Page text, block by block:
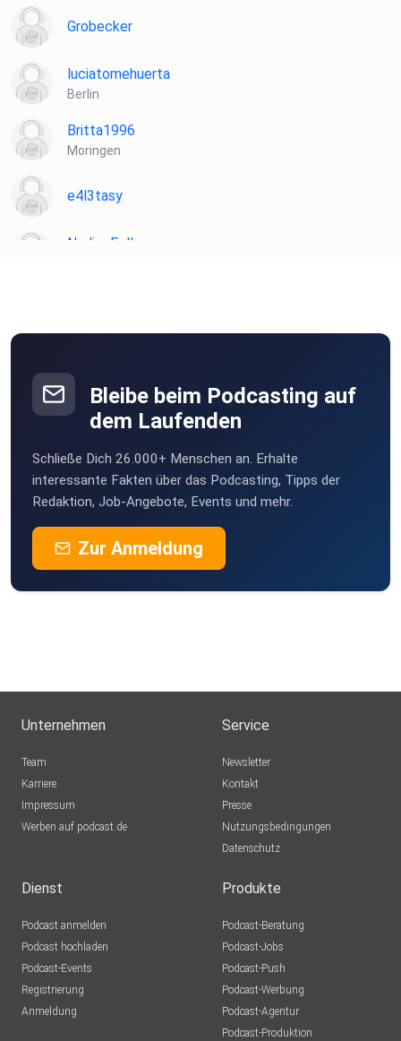
Grobecker
luciatomehuerta
Berlin
Britta1996
Moringen
e4l3tasy
NadineFella
Bleibe beim Podcasting auf
dem Laufenden
Schließe Dich 26.000+ Menschen an. Erhalte
interessante Fakten über das Podcasting, Tipps der
Redaktion, Job-Angebote, Events und mehr.
Zur Anmeldung
Unternehmen
Team
Karriere
Impressum
Werben auf podcast.de
Service
Newsletter
Kontakt
Presse
Nutzungsbedingungen
Datenschutz
Dienst
Podcast anmelden
Podcast hochladen
Podcast-Events
Registrierung
Anmeldung
Produkte
Podcast-Beratung
Podcast-Jobs
Podcast-Push
Podcast-Werbung
Podcast-Agentur
Podcast-Produktion